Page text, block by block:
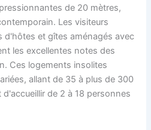
de 20 mètres,
Les visiteurs
d'hôtes et gîtes aménagés avec
les excellentes notes des
Ces logements insolites
allant de 35 à plus de 300
de 2 à 18 personnes